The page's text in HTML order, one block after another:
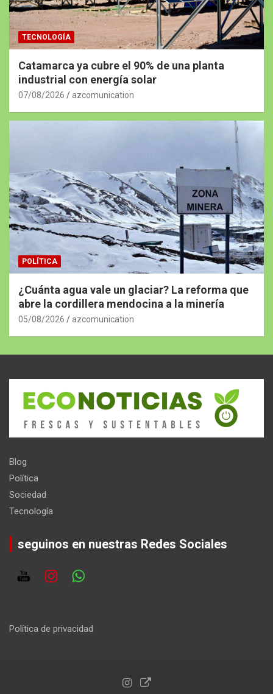
TECNOLOGÍA
Catamarca ya cubre el 90% de una planta
industrial con energía solar
07/08/2026 azcomunication
POLÍTICA
¿Cuánta agua vale un glaciar? La reforma que
abre la cordillera mendocina a la minería
05/08/2026 azcomunication
Blog
Política
Sociedad
Tecnología
seguinos en nuestras Redes Sociales
Política de privacidad